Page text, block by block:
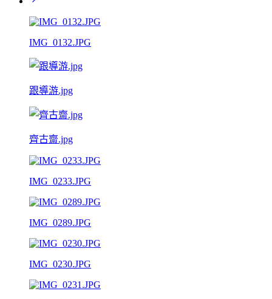
IMG_0132.JPG
跟導游.jpg
齊古齋.jpg
IMG_0233.JPG
IMG_0289.JPG
IMG_0230.JPG